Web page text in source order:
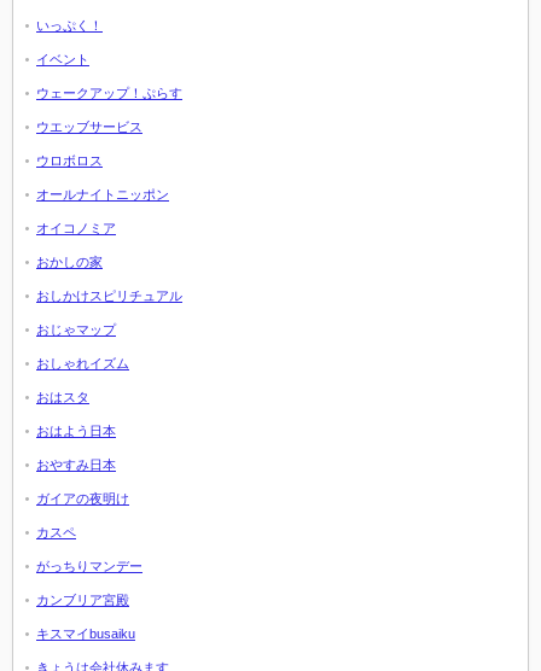
いっぷく！
イベント
ウェークアップ！ぷらす
ウエッブサービス
ウロボロス
オールナイトニッポン
オイコノミア
おかしの家
おしかけスピリチュアル
おじゃマップ
おしゃれイズム
おはスタ
おはよう日本
おやすみ日本
ガイアの夜明け
カスペ
がっちりマンデー
カンブリア宮殿
キスマイbusaiku
きょうは会社休みます